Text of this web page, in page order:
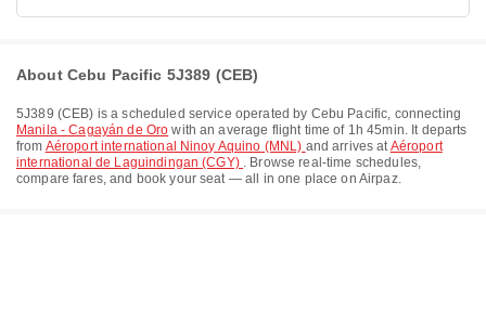
About Cebu Pacific 5J389 (CEB)
5J389 (CEB) is a scheduled service operated by Cebu Pacific, connecting
Manila - Cagayán de Oro with an average flight time of 1h 45min. It departs
from Aéroport international Ninoy Aquino (MNL) and arrives atAéroport
international de Laguindingan (CGY) . Browse real-time schedules,
compare fares, and book your seat — all in one place on Airpaz.